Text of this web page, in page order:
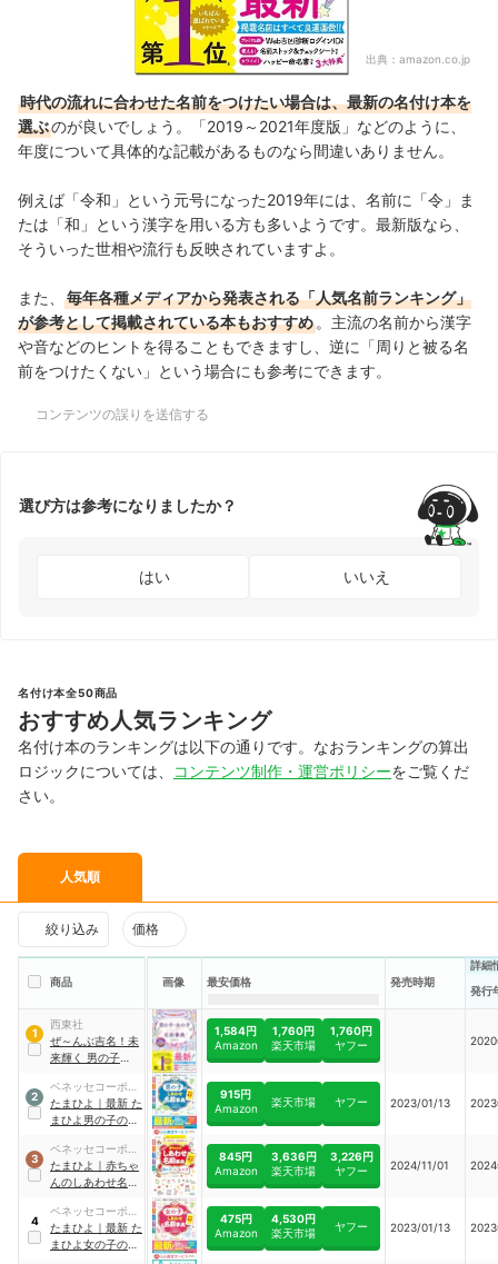
出典： amazon.co.jp
時代の流れに合わせた名前をつけたい場合は、最新の名付け本を
選ぶのが良いでしょう。「2019～2021年度版」などのように、
年度について具体的な記載があるものなら間違いありません。
例えば「令和」という元号になった2019年には、名前に「令」ま
たは「和」という漢字を用いる方も多いようです。最新版なら、
そういった世相や流行も反映されていますよ。
また、
毎年各種メディアから発表される「人気名前ランキング」
が参考として掲載されている本もおすすめ 。主流の名前から漢字
や音などのヒントを得ることもできますし、逆に「周りと被る名
前をつけたくない」という場合にも参考にできます。
コンテンツの誤りを送信する
選び方は参考になりましたか？
はい いいえ
名付け本全50商品
おすすめ人気ランキング
名付け本のランキングは以下の通りです。なおランキングの算出
ロジックについては、
コンテンツ制作・運営ポリシーをご覧くだ
さい。
人気順
絞り込み 価格
商品 画像 最安価格 発売時期
詳細
発行
1
西東社
ぜ～んぶ吉名！未
来輝く 男の子・女
事典
1,584円
Amazon
1,760円
楽天市場
1,760円
ヤフー
2
ベネッセコーポレ
ーション
たまひよ ｜ 最新 た
まひよ男の子のし
915円
Amazon
楽天市場 ヤフー 2023/01/13
3
ベネッセコーポレ
ーション
たまひよ ｜ 赤ちゃ
んのしあわせ名前
年版
845円
Amazon
3,636円
楽天市場
3,226円
ヤフー
2024/11/01
4
ベネッセコーポレ
ーション
たまひよ ｜ 最新 た
まひよ女の子のし
475円
Amazon
4,530円
楽天市場
ヤフー 2023/01/13